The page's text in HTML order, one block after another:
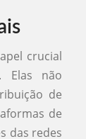
crucial
Elas não
de
de
das redes